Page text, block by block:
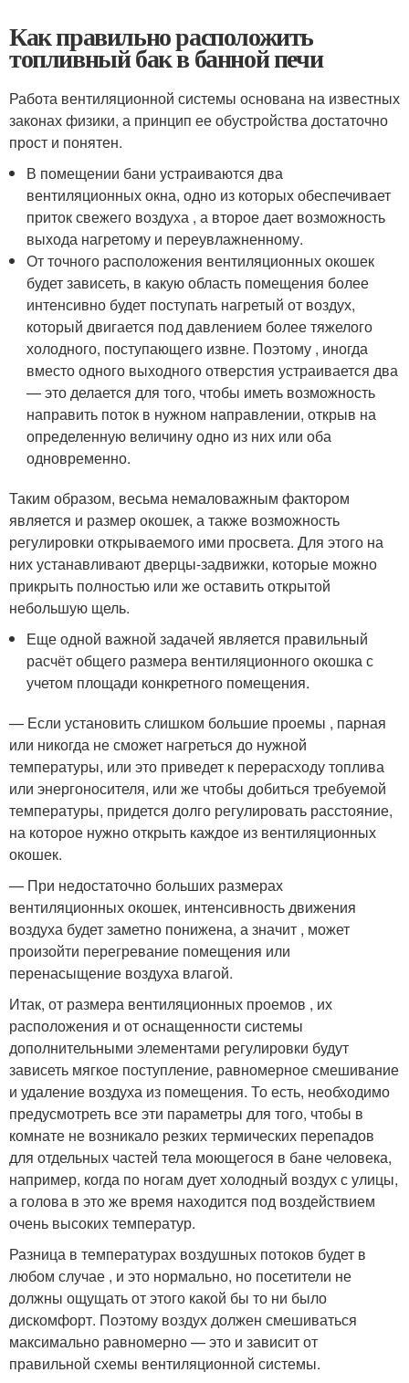
Как правильно расположить
топливный бак в банной печи
Работа вентиляционной системы основана на известных
законах физики, а принцип ее обустройства достаточно
прост и понятен.
В помещении бани устраиваются два
вентиляционных окна, одно из которых обеспечивает
приток свежего воздуха , а второе дает возможность
выхода нагретому и переувлажненному.
От точного расположения вентиляционных окошек
будет зависеть, в какую область помещения более
интенсивно будет поступать нагретый от воздух,
который двигается под давлением более тяжелого
холодного, поступающего извне. Поэтому , иногда
вместо одного выходного отверстия устраивается два
— это делается для того, чтобы иметь возможность
направить поток в нужном направлении, открыв на
определенную величину одно из них или оба
одновременно.
Таким образом, весьма немаловажным фактором
является и размер окошек, а также возможность
регулировки открываемого ими просвета. Для этого на
них устанавливают дверцы-задвижки, которые можно
прикрыть полностью или же оставить открытой
небольшую щель.
Еще одной важной задачей является правильный
расчёт общего размера вентиляционного окошка с
учетом площади конкретного помещения.
— Если установить слишком большие проемы , парная
или никогда не сможет нагреться до нужной
температуры, или это приведет к перерасходу топлива
или энергоносителя, или же чтобы добиться требуемой
температуры, придется долго регулировать расстояние,
на которое нужно открыть каждое из вентиляционных
окошек.
— При недостаточно больших размерах
вентиляционных окошек, интенсивность движения
воздуха будет заметно понижена, а значит , может
произойти перегревание помещения или
перенасыщение воздуха влагой.
Итак, от размера вентиляционных проемов , их
расположения и от оснащенности системы
дополнительными элементами регулировки будут
зависеть мягкое поступление, равномерное смешивание
и удаление воздуха из помещения. То есть, необходимо
предусмотреть все эти параметры для того, чтобы в
комнате не возникало резких термических перепадов
для отдельных частей тела моющегося в бане человека,
например, когда по ногам дует холодный воздух с улицы,
а голова в это же время находится под воздействием
очень высоких температур.
Разница в температурах воздушных потоков будет в
любом случае , и это нормально, но посетители не
должны ощущать от этого какой бы то ни было
дискомфорт. Поэтому воздух должен смешиваться
максимально равномерно — это и зависит от
правильной схемы вентиляционной системы.